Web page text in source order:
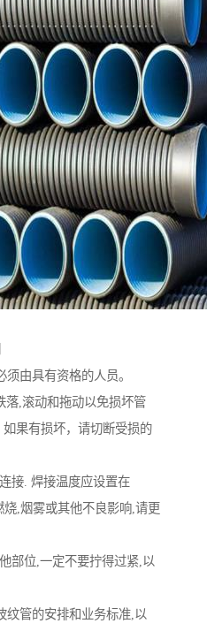
由具有资格的人员。
落,滚动和拖动以免损坏管
果有损坏，请切断受损的
接. 焊接温度应设置在
,烟雾或其他不良影响,请更
部位,一定不要拧得过紧,以
纹管的安排和业务标准,以